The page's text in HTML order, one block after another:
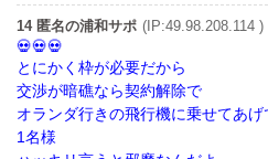
14 匿名の浦和サポ (IP:49.98.208.114 )
とにかく枠が必要だから
交渉が暗礁なら契約解除で
オランダ行きの飛行機に乗せてあげ
1名様